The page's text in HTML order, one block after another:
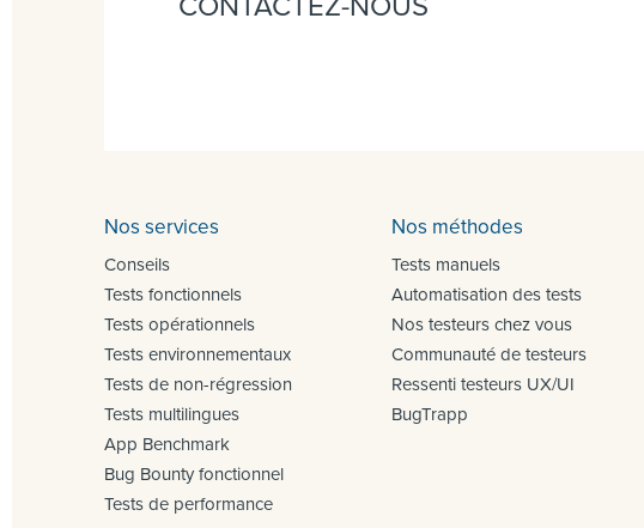
Nos services
Conseils
Tests fonctionnels
Tests opérationnels
Tests environnementaux
Tests de non-régression
Tests multilingues
App Benchmark
Bug Bounty fonctionnel
Tests de performance
Nos méthodes
Tests manuels
Automatisation des tests
Nos testeurs chez vous
Communauté de testeurs
Ressenti testeurs UX/UI
BugTrapp